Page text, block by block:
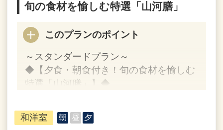
旬の食材を愉しむ特選「山河膳」
このプランのポイント
～スタンダードプラン～
◆【夕食・朝食付き！旬の食材を愉しむ
特選「山河膳」】◆
夕食・朝食付きのシンプルなスタンダー
ドプランです。
和洋室 朝 昼 夕